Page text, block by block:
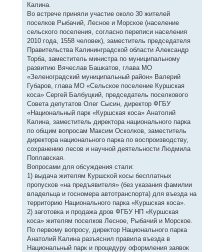
Калина.
Во встрече приняли участие около 30 жителей
поселков Рыбачий, Лесное и Морское (население
сельского поселения, согласно переписи населения
2010 года, 1558 человек), заместитель председателя
Правительства Калининградской области Александр
Торба, заместитель министра по муниципальному
развитию Вячеслав Башкатов, глава МО
«Зеленоградский муниципальный район» Валерий
Губаров, глава МО «Сельское поселение Куршская
коса» Сергей Балбуцкий, председатель поселкового
Совета депутатов Олег Сысин, директор ФГБУ
«Национальный парк «Куршская коса» Анатолий
Калина, заместитель директора национального парка
по общим вопросам Максим Осколков, заместитель
директора национального парка по воспроизводству,
сохранению лесов и научной деятельности Людмила
Поплавская.
Вопросами для обсуждения стали:
1) выдача жителям Куршской косы бесплатных
пропусков «на предъявителя» (без указания фамилии
владельца и госномера автотранспорта) для въезда на
территорию Национального парка «Куршская коса».
2) заготовка и продажа дров ФГБУ НП «Куршская
коса» жителям поселков Лесное, Рыбачий и Морское.
По первому вопросу, директор Национального парка
Анатолий Калина разъяснил правила въезда в
Национальный парк и процедуру оформления заявок